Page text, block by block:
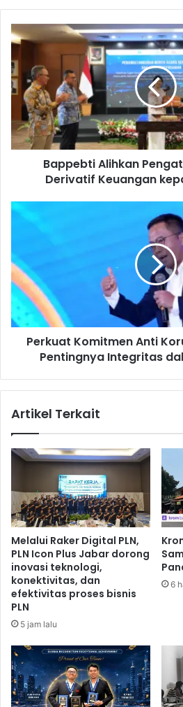
B
a
p
p
e
t
i
A
k
P
e
n
g
t
n
K
e
a
D
e
r
i
v
a
t
i
K
e
u
a
Bappebti Alihkan
Derivatif Keuangan
P
k
u
a
t
o
n
t
o
r
p
s
i
,
B
R
T
e
k
a
Perkuat Komitmen Anti
Pentingnya Integritas
Artikel Terkait
Melalui Raker Digital PLN,
PLN Icon Plus Jabar dorong
inovasi teknologi,
konektivitas, dan
efektivitas proses bisnis
PLN
5 jam lalu
6